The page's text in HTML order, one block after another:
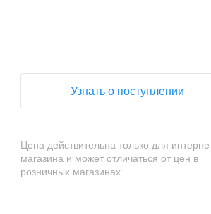
Узнать о поступлении
Цена действительна только для
магазина и может отличаться от цен в
розничных магазинах.